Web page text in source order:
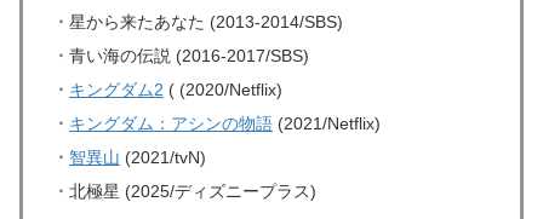
・ 星から来たあなた (2013-2014/SBS)
・ 青い海の伝説 (2016-2017/SBS)
・ キングダム2 ( (2020/Netflix)
・ キングダム：アシンの物語 (2021/Netflix)
・ 智異山 (2021/tvN)
・ 北極星 (2025/ディズニープラス)